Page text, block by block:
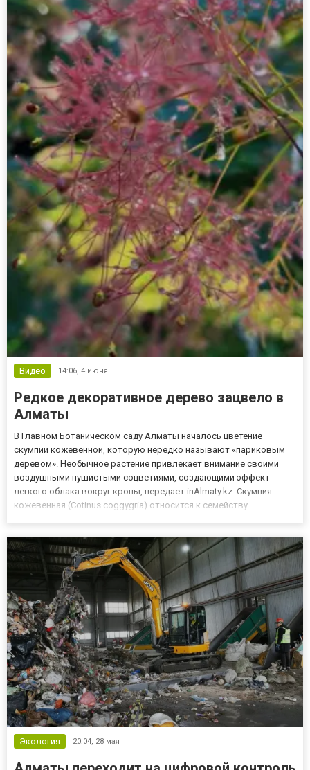
Видео 14:06, 4 июня
Редкое декоративное дерево зацвело в
Алматы
В Главном Ботаническом саду Алматы началось цветение
скумпии кожевенной, которую нередко называют «париковым
деревом». Необычное растение привлекает внимание своими
воздушными пушистыми соцветиями, создающими эффект
легкого облака вокруг кроны, передает inAlmaty.kz. Скумпия
кожевенная (Cotinus coggygria) относится к семейству
Китае и Индии. Ра...
Экология 20:04, 28 мая